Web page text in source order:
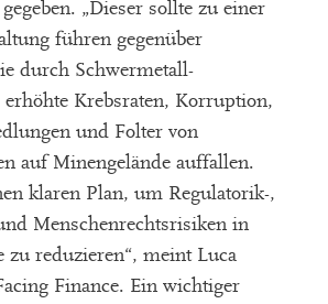
„Dieser sollte zu einer
führen gegenüber
durch Schwermetall-
Krebsraten, Korruption,
und Folter von
auf Minengelände auffallen.
klaren Plan, um Regulatorik-,
Menschenrechtsrisiken in
zu reduzieren“, meint Luca
Finance. Ein wichtiger